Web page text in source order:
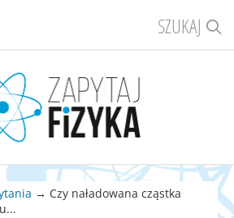
SZUKAJ
→ Czy naładowana cząstka